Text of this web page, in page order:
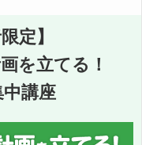
定】
を立てる！
講座